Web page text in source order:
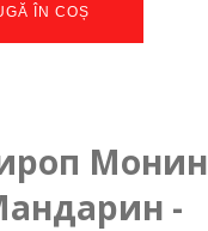
ÎN COȘ
Монин
-